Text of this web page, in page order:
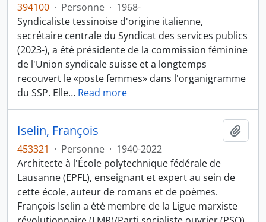
394100 · Personne · 1968-
Syndicaliste tessinoise d'origine italienne,
secrétaire centrale du Syndicat des services publics
(2023-), a été présidente de la commission féminine
de l'Union syndicale suisse et a longtemps
recouvert le «poste femmes» dans l'organigramme
du SSP. Elle… Read more
Iselin, François
453321 · Personne · 1940-2022
Architecte à l'École polytechnique fédérale de
Lausanne (EPFL), enseignant et expert au sein de
cette école, auteur de romans et de poèmes.
François Iselin a été membre de la Ligue marxiste